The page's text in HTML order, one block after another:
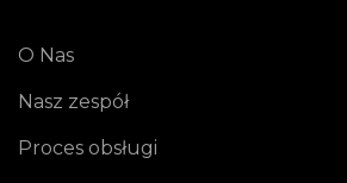
O Nas
Nasz zespół
Proces obsługi